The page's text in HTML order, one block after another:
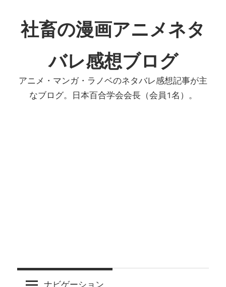
ン
テ
へ
社畜の漫画アニメネタ
バレ感想ブログ
アニメ・マンガ・ラノベのネタバレ感想記事が主
なブログ。日本百合学会会長（会員1名）。